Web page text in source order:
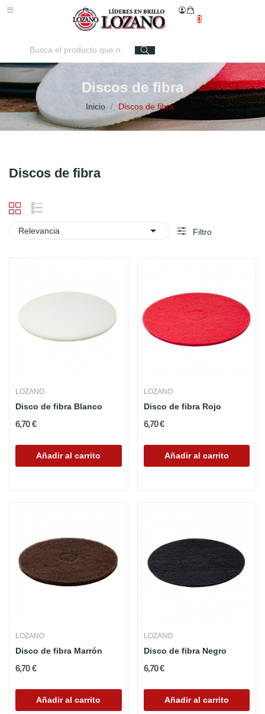
0
Discos de fibra
Inicio Discos de fibra
Discos de fibra
Relevancia  Filtro
LOZANO
Disco de fibra Blanco
6,70 €
Añadir al carrito
LOZANO
Disco de fibra Rojo
6,70 €
Añadir al carrito
LOZANO
Disco de fibra Marrón
6,70 €
Añadir al carrito
LOZANO
Disco de fibra Negro
6,70 €
Añadir al carrito